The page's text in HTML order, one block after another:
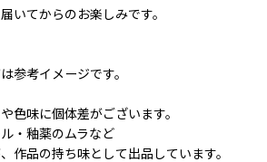
いてからのお楽しみです。
参考イメージです。
色味に個体差がございます。
・釉薬のムラなど
作品の持ち味として出品しています。